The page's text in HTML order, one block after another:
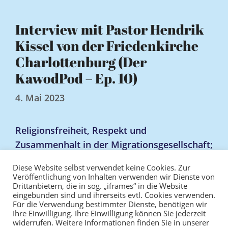
Interview mit Pastor Hendrik
Kissel von der Friedenkirche
Charlottenburg (Der
KawodPod – Ep. 10)
4. Mai 2023
Religionsfreiheit, Respekt und
Zusammenhalt in der Migrationsgesellschaft;
Menschenfeindlichkeit
Impressum Datenschutz
Diese Website selbst verwendet keine Cookies. Zur
Veröffentlichung von Inhalten verwenden wir Dienste von
Drittanbietern, die in sog. „iframes“ in die Website
eingebunden sind und ihrerseits evtl. Cookies verwenden.
Für die Verwendung bestimmter Dienste, benötigen wir
Ihre Einwilligung. Ihre Einwilligung können Sie jederzeit
widerrufen. Weitere Informationen finden Sie in unserer